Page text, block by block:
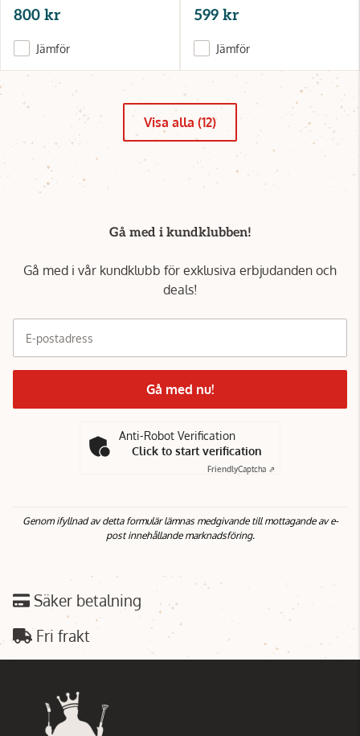
800 kr
Jämför
599 kr
Jämför
Visa alla (12)
Gå med i kundklubben!
Gå med i vår kundklubb för exklusiva erbjudanden och
deals!
E-postadress
Gå med nu!
Anti-Robot Verification
Click to start verification
FriendlyCaptcha ⇗
Genom ifyllnad av detta formulär lämnas medgivande till mottagande av e-
post innehållande marknadsföring.
Säker betalning
Fri frakt